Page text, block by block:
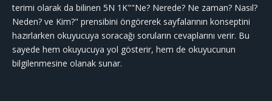
terimi olarak da bilinen 5N 1K""Ne? Nerede? Ne zaman? Nasıl?
Neden? ve Kim?" prensibini öngörerek sayfalarının konseptini
hazırlarken okuyucuya soracağı soruların cevaplarını verir. Bu
sayede hem okuyucuya yol gösterir, hem de okuyucunun
bilgilenmesine olanak sunar.